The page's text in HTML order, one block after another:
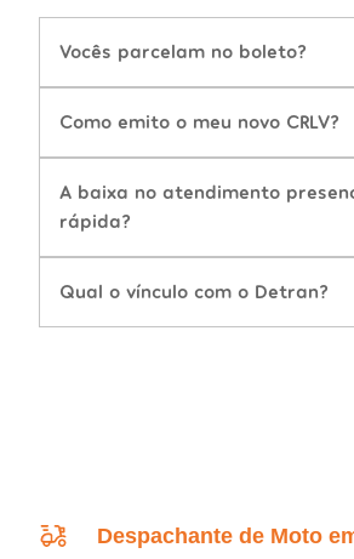
Vocês parcelam no boleto?
Como emito o meu novo CRLV?
A baixa no atendimento
rápida?
Qual o vínculo com o Detran?
Despachante de Moto